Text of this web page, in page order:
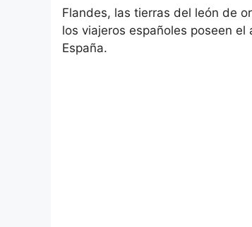
Flandes, las tierras del león de
los viajeros españoles poseen
España.